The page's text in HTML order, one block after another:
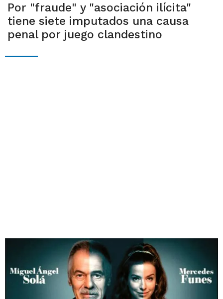
Por "fraude" y "asociación ilícita"
tiene siete imputados una causa
penal por juego clandestino